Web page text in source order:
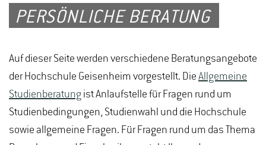
PERSÖNLICHE BERATUNG
Auf dieser Seite werden verschiedene Beratungsangebote
der Hochschule Geisenheim vorgestellt. Die Allgemeine
Studienberatung ist Anlaufstelle für Fragen rund um
Studienbedingungen, Studienwahl und die Hochschule
sowie allgemeine Fragen. Für Fragen rund um das Thema